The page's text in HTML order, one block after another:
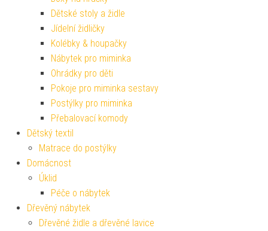
Dětské stoly a židle
Jídelní židličky
Kolébky & houpačky
Nábytek pro miminka
Ohrádky pro děti
Pokoje pro miminka sestavy
Postýlky pro miminka
Přebalovací komody
Dětský textil
Matrace do postýlky
Domácnost
Úklid
Péče o nábytek
Dřevěný nábytek
Dřevěné židle a dřevěné lavice